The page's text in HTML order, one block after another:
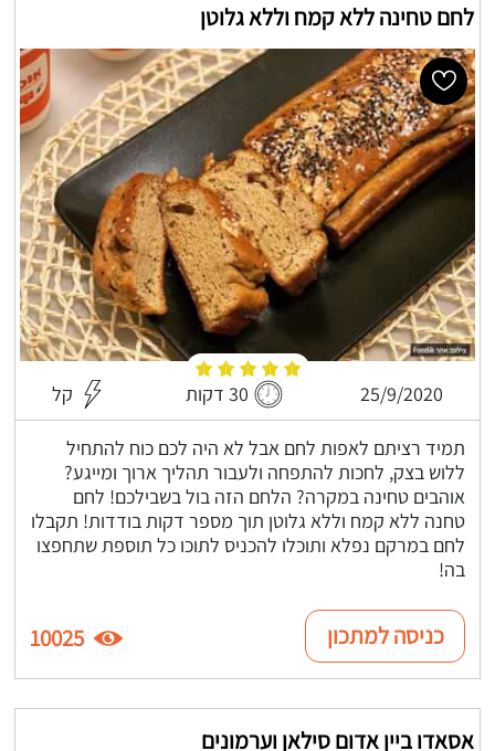
לחם טחינה ללא קמח וללא גלוטן
25/9/2020 30 דקות קל
תמיד רציתם לאפות לחם אבל לא היה לכם כוח להתחיל
ללוש בצק, לחכות להתפחה ולעבור תהליך ארוך ומייגע?
אוהבים טחינה במקרה? הלחם הזה בול בשבילכם! לחם
טחנה ללא קמח וללא גלוטן תוך מספר דקות בודדות! תקבלו
לחם במרקם נפלא ותוכלו להכניס לתוכו כל תוספת שתחפצו
בה!
כניסה למתכון 10025
אסאדו ביין אדום סילאן וערמונים